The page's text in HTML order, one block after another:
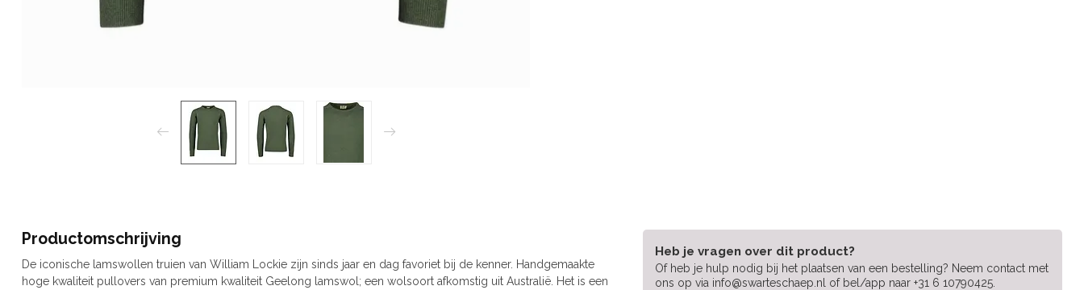
Productomschrijving
De iconische lamswollen truien van William Lockie zijn sinds jaar en dag favoriet bij de kenner. Handgemaakte
hoge kwaliteit pullovers van premium kwaliteit Geelong lamswol; een wolsoort afkomstig uit Australië. Het is een
Heb je vragen over dit product?
Of heb je hulp nodig bij het plaatsen van een bestelling? Neem contact met
ons op via info@swarteschaep.nl of bel/app naar +31 6 10790425.